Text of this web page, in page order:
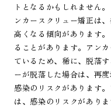
トとなるかもしれません
ンカースクリュー矯正は
高くなる傾向があります
ることがあります。アン
ているため、稀に、脱落
ーが脱落した場合は、再
感染のリスクがあります
は、感染のリスクがあり